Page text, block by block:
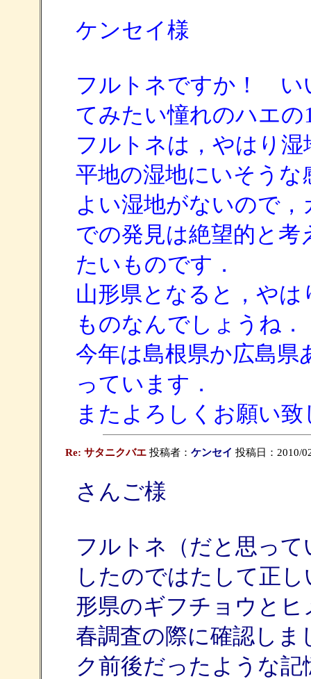
ケンセイ様
フルトネですか！ い
てみたい憧れのハエの
フルトネは，やはり
平地の湿地にいそう
よい湿地がないので
での発見は絶望的と
たいものです．
山形県となると，や
ものなんでしょうね．
今年は島根県か広島
っています．
またよろしくお願い致
Re: サタニクバエ投稿者： ケンセイ 投稿日：2010/
さんご様
フルトネ（だと思っ
したのではたして正
形県のギフチョウと
春調査の際に確認し
ク前後だったような